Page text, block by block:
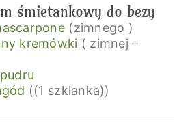
śmietankowy do bezy
(zimnego )
kremówki ( zimnej –
((1 szklanka))